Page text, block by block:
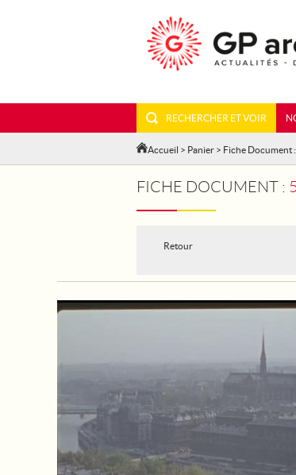
RECHERCHER ET VOIR
Accueil > Panier > Fiche Document
FICHE DOCUMENT :
Retour